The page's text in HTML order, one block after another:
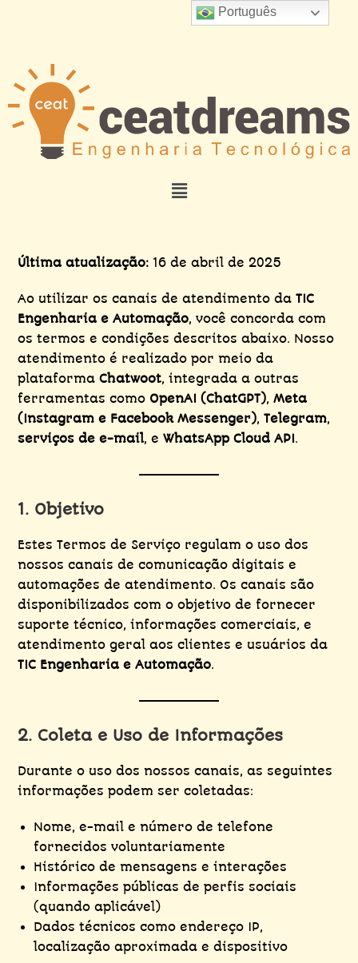
Última atualização: 16 de abril de 2025
Ao utilizar os canais de atendimento daTIC
Engenharia e Automação, você concorda com
os termos e condições descritos abaixo. Nosso
atendimento é realizado por meio da
plataformaChatwoot, integrada a outras
ferramentas como OpenAI (ChatGPT),Meta
(Instagram e Facebook Messenger),Telegram,
serviços de e-mail, eWhatsApp Cloud API.
1. Objetivo
Estes Termos de Serviço regulam o uso dos
nossos canais de comunicação digitais e
automações de atendimento. Os canais são
disponibilizados com o objetivo de fornecer
suporte técnico, informações comerciais, e
atendimento geral aos clientes e usuários da
TIC Engenharia e Automação.
2. Coleta e Uso de Informações
Durante o uso dos nossos canais, as seguintes
informações podem ser coletadas:
Nome, e-mail e número de telefone
fornecidos voluntariamente
Histórico de mensagens e interações
Informações públicas de perfis sociais
(quando aplicável)
Dados técnicos como endereço IP,
localização aproximada e dispositivo
Português